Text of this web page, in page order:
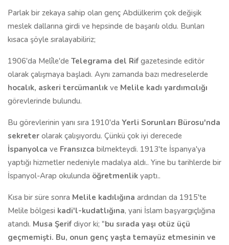
Parlak bir zekaya sahip olan genç Abdülkerim çok değişik
meslek dallarına girdi ve hepsinde de başarılı oldu. Bunları
kısaca şöyle sıralayabiliriz;
1906'da Melîle'de Telegrama del Rifgazetesinde editör
olarak çalışmaya başladı. Aynı zamanda bazı medreselerde
hocalık, askeri tercümanlık ve Melile kadı yardımcılığı
görevlerinde bulundu.
Bu görevlerinin yanı sıra 1910'da Yerli Sorunları Bürosu'nda
sekreter olarak çalışıyordu. Çünkü çok iyi derecede
İspanyolca ve Fransızca bilmekteydi. 1913'te İspanya'ya
yaptığı hizmetler nedeniyle madalya aldı.. Yine bu tarihlerde bir
İspanyol-Arap okulunda öğretmenlik yaptı..
Kısa bir süre sonra Melile kadılığına ardından da 1915'te
Melile bölgesi kadi'l-kudatlığına, yani İslam başyargıçlığına
atandı. Musa Şerifdiyor ki; "bu sırada yaşı otüz üçü
geçmemişti. Bu, onun genç yaşta temayüz etmesinin ve